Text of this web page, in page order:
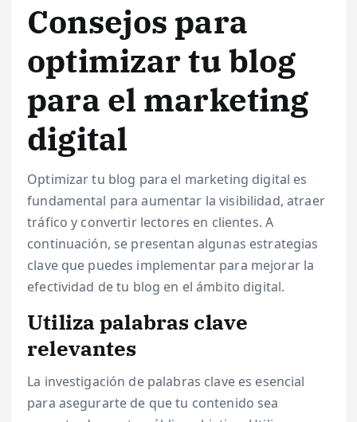
Consejos para
optimizar tu blog
para el marketing
digital
Optimizar tu blog para el marketing digital es
fundamental para aumentar la visibilidad, atraer
tráfico y convertir lectores en clientes. A
continuación, se presentan algunas estrategias
clave que puedes implementar para mejorar la
efectividad de tu blog en el ámbito digital.
Utiliza palabras clave
relevantes
La investigación de palabras clave es esencial
para asegurarte de que tu contenido sea